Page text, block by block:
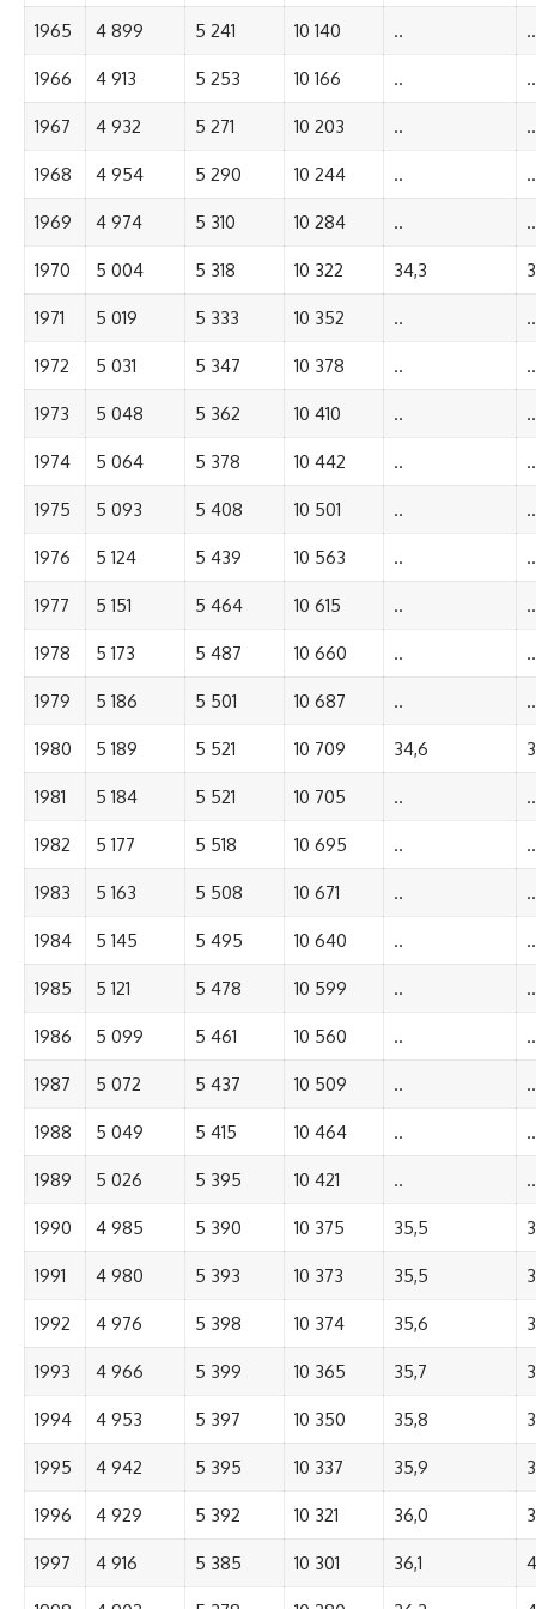
1965 4 899 5 241 10 140 .. ..
1966 4 913 5 253 10 166 .. ..
1967 4 932 5 271 10 203 .. ..
1968 4 954 5 290 10 244 .. ..
1969 4 974 5 310 10 284 .. ..
1970 5 004 5 318 10 322 34,3
1971 5 019 5 333 10 352 .. ..
1972 5 031 5 347 10 378 .. ..
1973 5 048 5 362 10 410 .. ..
1974 5 064 5 378 10 442 .. ..
1975 5 093 5 408 10 501 .. ..
1976 5 124 5 439 10 563 .. ..
1977 5 151 5 464 10 615 .. ..
1978 5 173 5 487 10 660 .. ..
1979 5 186 5 501 10 687 .. ..
1980 5 189 5 521 10 709 34,6
1981 5 184 5 521 10 705 .. ..
1982 5 177 5 518 10 695 .. ..
1983 5 163 5 508 10 671 .. ..
1984 5 145 5 495 10 640 .. ..
1985 5 121 5 478 10 599 .. ..
1986 5 099 5 461 10 560 .. ..
1987 5 072 5 437 10 509 .. ..
1988 5 049 5 415 10 464 .. ..
1989 5 026 5 395 10 421 .. ..
1990 4 985 5 390 10 375 35,5
1991 4 980 5 393 10 373 35,5
1992 4 976 5 398 10 374 35,6
1993 4 966 5 399 10 365 35,7
1994 4 953 5 397 10 350 35,8
1995 4 942 5 395 10 337 35,9
1996 4 929 5 392 10 321 36,0
1997 4 916 5 385 10 301 36,1